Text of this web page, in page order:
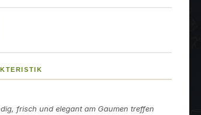
frisch und elegant am Gaumen treffen